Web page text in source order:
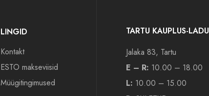
LINGID
Kontakt
ESTO makseviisid
Müügitingimused
TARTU KAUPLUS-LADU
Jalaka 83, Tartu
E – R: 10.00 – 18.00
L: 10.00 – 15.00